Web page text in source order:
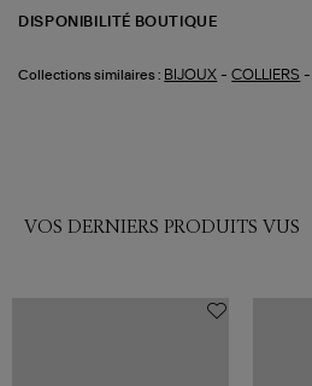
DISPONIBILITÉ BOUTIQUE
Collections similaires : BIJOUX -COLLIERS
VOS DERNIERS PRODUITS VUS